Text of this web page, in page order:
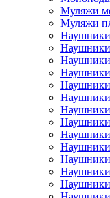
Муляжи
Муляжи
Наушники
Наушники
Наушники